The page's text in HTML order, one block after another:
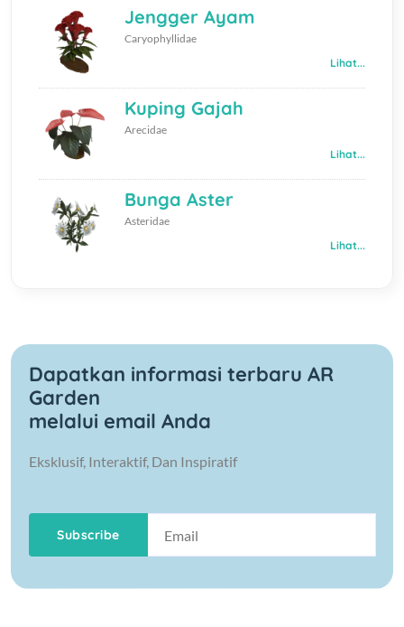
Jengger Ayam
Caryophyllidae
Lihat...
Kuping Gajah
Arecidae
Lihat...
Bunga Aster
Asteridae
Lihat...
Dapatkan informasi terbaru AR
Garden
melalui email Anda
Eksklusif, Interaktif, Dan Inspiratif
Subscribe